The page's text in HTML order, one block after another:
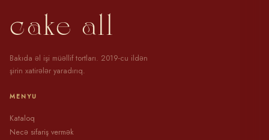
cake all
Bakıda əl işi müəllif tortları. 2019-cu ildən
şirin xatirələr yaradırıq.
MENYU
Kataloq
Necə sifariş vermək